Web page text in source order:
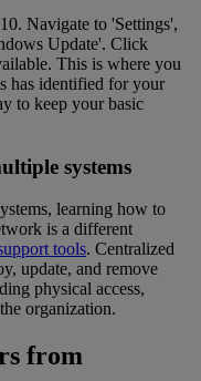
Navigate to 'Settings',
Update'. Click
This is where you
has identified for your
to keep your basic
systems
learning how to
is a different
tools. Centralized
update, and remove
physical access,
organization.
from